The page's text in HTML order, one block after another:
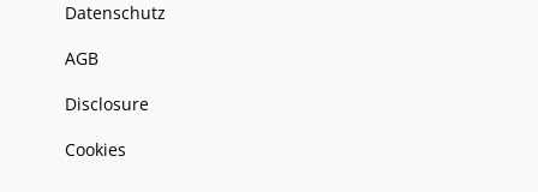
Datenschutz
AGB
Disclosure
Cookies